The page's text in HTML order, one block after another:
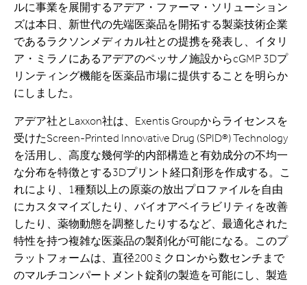
ルに事業を展開するアデア・ファーマ・ソリューション
ズは本日、新世代の先端医薬品を開拓する製薬技術企業
であるラクソンメディカル社との提携を発表し、イタリ
ア・ミラノにあるアデアのペッサノ施設からcGMP 3Dプ
リンティング機能を医薬品市場に提供することを明らか
にしました。
アデア社とLaxxon社は、Exentis Groupからライセンスを
受けたScreen-Printed Innovative Drug (SPID®) Technology
を活用し、高度な幾何学的内部構造と有効成分の不均一
な分布を特徴とする3Dプリント経口剤形を作成する。こ
れにより、1種類以上の原薬の放出プロファイルを自由
にカスタマイズしたり、バイオアベイラビリティを改善
したり、薬物動態を調整したりするなど、最適化された
特性を持つ複雑な医薬品の製剤化が可能になる。このプ
ラットフォームは、直径200ミクロンから数センチまで
のマルチコンパートメント錠剤の製造を可能にし、製造